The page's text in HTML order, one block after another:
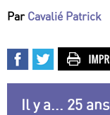
Par Cavalié Patrick
Il y a... 25 ans